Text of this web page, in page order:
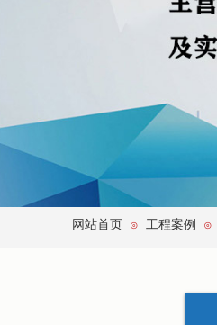
网站首页 ⊙ 工程案例 ⊙